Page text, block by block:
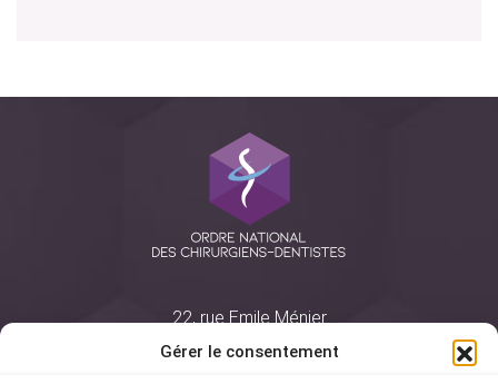
Gérer le consentement
22, rue Emile Ménier
75761 Paris Cedex 16